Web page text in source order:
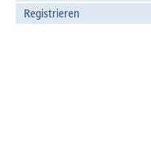
Registrieren